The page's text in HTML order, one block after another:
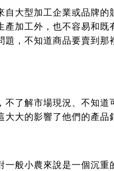
大型加工企業或品牌的
加工外，也不容易和既
，不知道商品要賣到那
了解市場現況、不知道
大的影響了他們的產品
般小農來說是一個沉重